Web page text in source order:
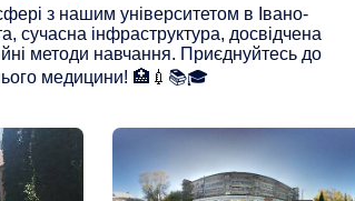
з нашим університетом в Івано-
сучасна інфраструктура, досвідчена
методи навчання. Приєднуйтесь до
медицини! 🏥💉📚🎓